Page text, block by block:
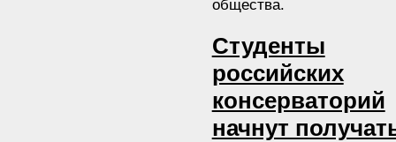
общества.
Студенты
российских
консерваторий
начнут